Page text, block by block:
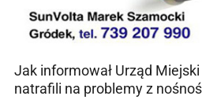
Jak informował Urząd
natrafili na problemy z